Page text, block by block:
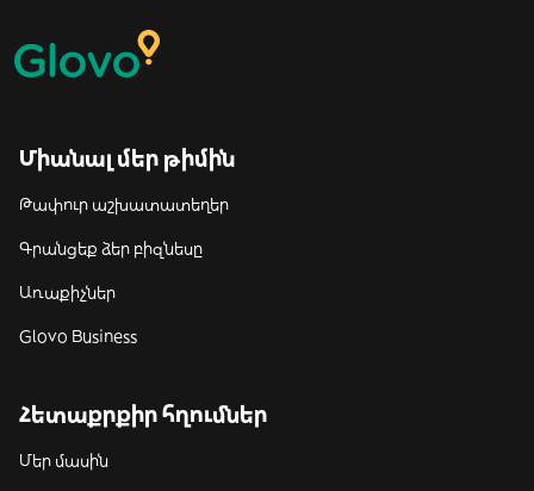
Միանալ մեր թիմին
Թափուր աշխատատեղեր
Գրանցեք ձեր բիզնեսը
Առաքիչներ
Glovo Business
Հետաքրքիր հղումներ
Մեր մասին